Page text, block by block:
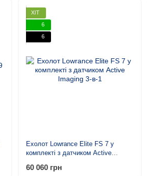
ХІТ
6
6
Ехолот Lowrance Elite FS 7 у
комплекті з датчиком Active
60 060 грн